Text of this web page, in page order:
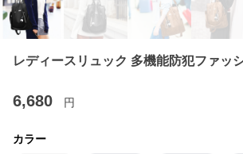
レディースリュック 多機能防犯ファッ
6,680 円
カラー